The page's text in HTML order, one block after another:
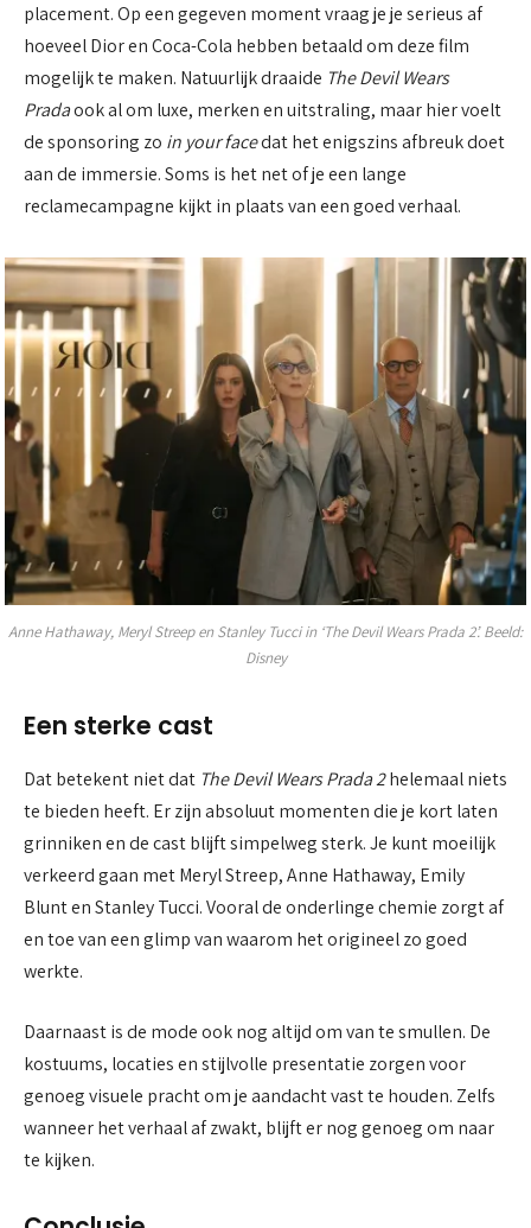
placement. Op een gegeven moment vraag je je serieus af
hoeveel Dior en Coca-Cola hebben betaald om deze film
mogelijk te maken. Natuurlijk draaide The Devil Wears
Pradaook al om luxe, merken en uitstraling, maar hier voelt
de sponsoring zo in your facedat het enigszins afbreuk doet
aan de immersie. Soms is het net of je een lange
reclamecampagne kijkt in plaats van een goed verhaal.
Anne Hathaway, Meryl Streep en Stanley Tucci in ‘The Devil Wears Prada 2’. Beeld:
Disney
Een sterke cast
Dat betekent niet dat The Devil Wears Prada 2helemaal niets
te bieden heeft. Er zijn absoluut momenten die je kort laten
grinniken en de cast blijft simpelweg sterk. Je kunt moeilijk
verkeerd gaan met Meryl Streep, Anne Hathaway, Emily
Blunt en Stanley Tucci. Vooral de onderlinge chemie zorgt af
en toe van een glimp van waarom het origineel zo goed
werkte.
Daarnaast is de mode ook nog altijd om van te smullen. De
kostuums, locaties en stijlvolle presentatie zorgen voor
genoeg visuele pracht om je aandacht vast te houden. Zelfs
wanneer het verhaal af zwakt, blijft er nog genoeg om naar
te kijken.